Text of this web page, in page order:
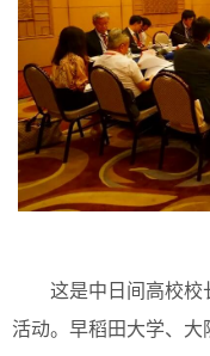
这是中日间高校校
活动。早稻田大学、